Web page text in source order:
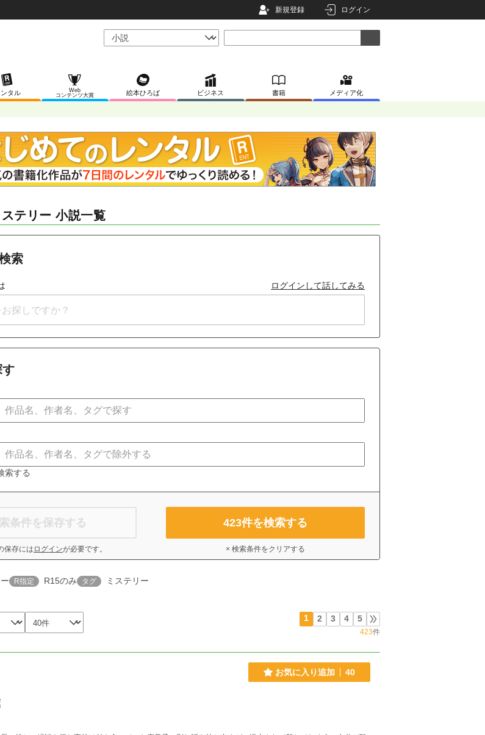
新規登録 ログイン
ンタル
Web
コンテンツ大賞
絵本ひろば ビジネス 書籍 メディア化
テリー 小説一覧
索
ログインして話してみる
す
索する
条件を保存する
保存には ログインが必要です。
423件を検索する
× 検索条件をクリアする
R指定 R15のみ タグ ミステリー
1 2 3 4 5
423件
お気に入り追加 40